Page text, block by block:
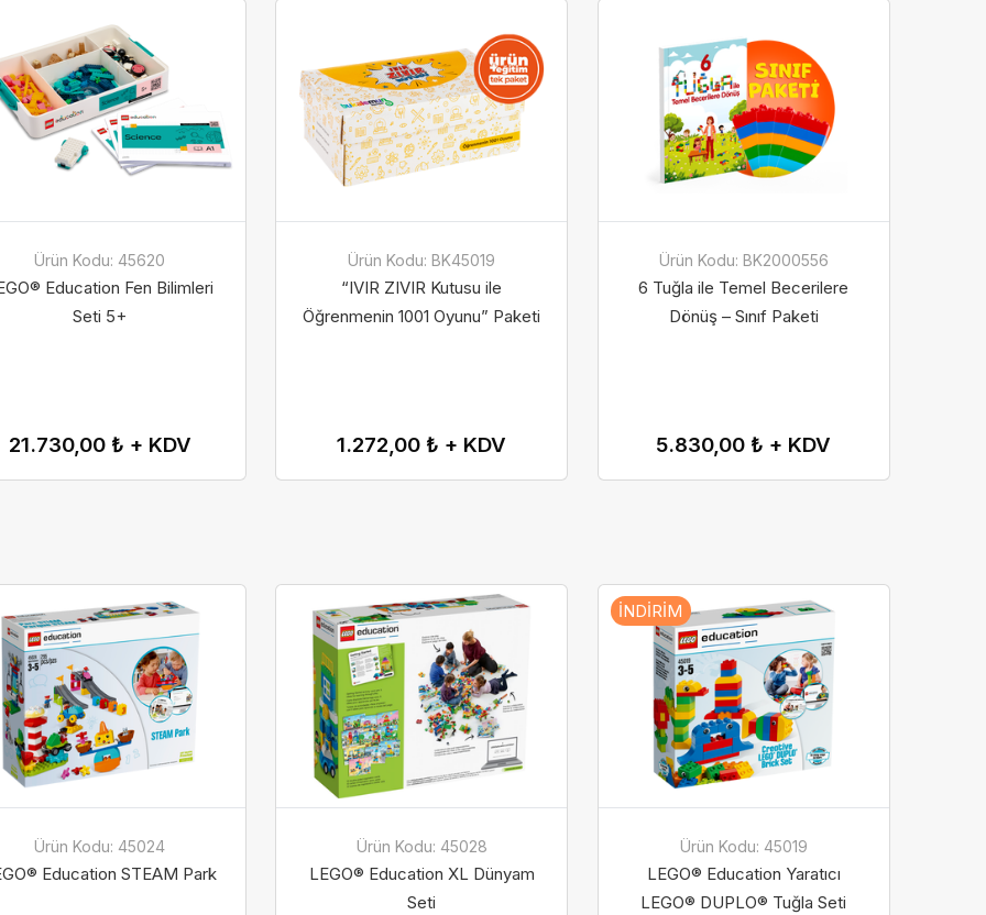
Ürün Kodu: 45620
Education Fen Bilimleri
Seti 5+
21.730,00 ₺ + KDV
Ürün Kodu: BK45019
“IVIR ZIVIR Kutusu ile
Öğrenmenin 1001 Oyunu” Paketi
1.272,00 ₺ + KDV
Ürün Kodu: BK2000556
6 Tuğla ile Temel Becerilere
Dönüş – Sınıf Paketi
5.830,00 ₺ + KDV
Ürün Kodu: 45024
Education STEAM Park
Ürün Kodu: 45028
LEGO® Education XL Dünyam
Seti
İNDIRIM
Ürün Kodu: 45019
LEGO® Education Yaratıcı
LEGO® DUPLO® Tuğla Seti
verilerin korunmasına ilişkin aydınlatma metnini
Telefon
verilerin korunmasına ilişkin aydınlatma metnini
Taksit Seçenekleri
2-12 Taksit 2-6 Taksit